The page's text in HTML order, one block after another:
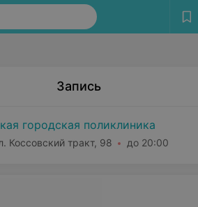
Запись
городская поликлиника
Коссовский тракт, 98 до 20:00